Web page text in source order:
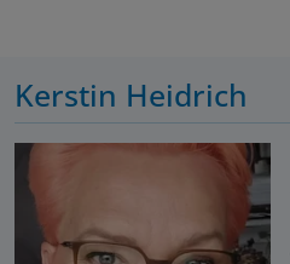
Kerstin Heidrich